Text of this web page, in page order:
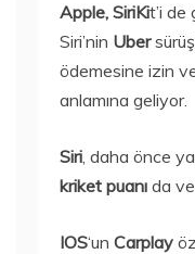
Apple, SiriKit’i de
Siri’nin Uber
ödemesine izin
anlamına geliyor.
Siri, daha önce
kriket puanı da
IOS‘un Carplay